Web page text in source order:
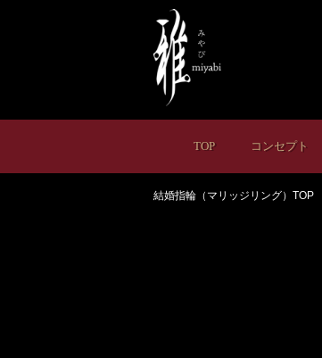
TOP コンセプト
結婚指輪（マリッジリング）TOP